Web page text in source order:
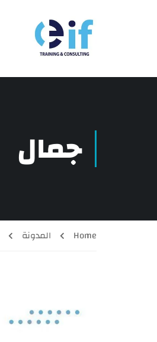
جمال
Home المدونة